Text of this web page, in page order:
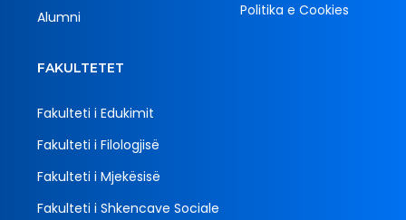
Alumni
Politika e Cookies
FAKULTETET
Fakulteti i Edukimit
Fakulteti i Filologjisë
Fakulteti i Mjekësisë
Fakulteti i Shkencave Sociale